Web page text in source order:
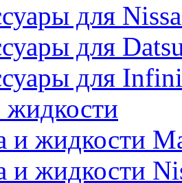
для
для
для
и жидкости
и жидкости